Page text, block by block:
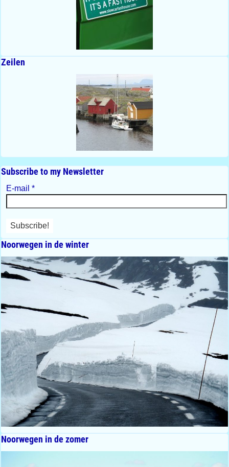
Zeilen
Subscribe to my Newsletter
E-mail *
Noorwegen in de winter
Noorwegen in de zomer